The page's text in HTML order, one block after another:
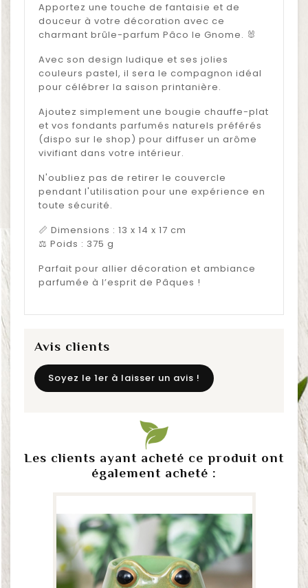
Apportez une touche de fantaisie et de
douceur à votre décoration avec ce
charmant brûle-parfum Pâco le Gnome. 🐰
Avec son design ludique et ses jolies
couleurs pastel, il sera le compagnon idéal
pour célébrer la saison printanière.
Ajoutez simplement une bougie chauffe-plat
et vos fondants parfumés naturels préférés
(dispo sur le shop) pour diffuser un arôme
vivifiant dans votre intérieur.
N'oubliez pas de retirer le couvercle
pendant l'utilisation pour une expérience en
toute sécurité.
📏 Dimensions : 13 x 14 x 17 cm
⚖️ Poids : 375 g
Parfait pour allier décoration et ambiance
parfumée à l’esprit de Pâques !
Avis clients
Soyez le 1er à laisser un avis !
Les clients ayant acheté ce produit ont
également acheté :